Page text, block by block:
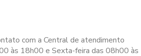
com a Central de atendimento
às 18h00 e Sexta-feira das 08h00 às